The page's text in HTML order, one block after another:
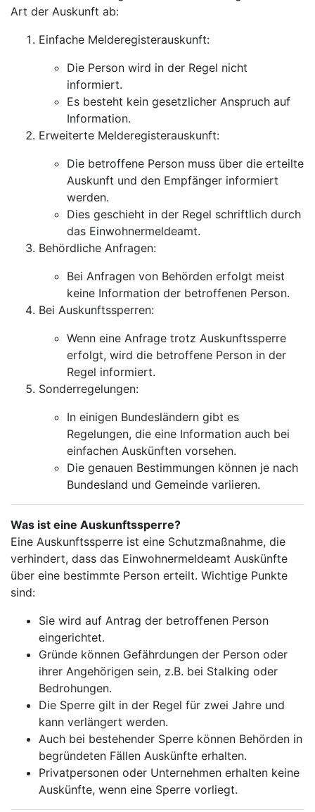
Art der Auskunft ab:
Einfache Melderegisterauskunft:
Die Person wird in der Regel nicht
informiert.
Es besteht kein gesetzlicher Anspruch auf
Information.
Erweiterte Melderegisterauskunft:
Die betroffene Person muss über die erteilte
Auskunft und den Empfänger informiert
werden.
Dies geschieht in der Regel schriftlich durch
das Einwohnermeldeamt.
Behördliche Anfragen:
Bei Anfragen von Behörden erfolgt meist
keine Information der betroffenen Person.
Bei Auskunftssperren:
Wenn eine Anfrage trotz Auskunftssperre
erfolgt, wird die betroffene Person in der
Regel informiert.
Sonderregelungen:
In einigen Bundesländern gibt es
Regelungen, die eine Information auch bei
einfachen Auskünften vorsehen.
Die genauen Bestimmungen können je nach
Bundesland und Gemeinde variieren.
Was ist eine Auskunftssperre?
Eine Auskunftssperre ist eine Schutzmaßnahme, die
verhindert, dass das Einwohnermeldeamt Auskünfte
über eine bestimmte Person erteilt. Wichtige Punkte
sind:
Sie wird auf Antrag der betroffenen Person
eingerichtet.
Gründe können Gefährdungen der Person oder
ihrer Angehörigen sein, z.B. bei Stalking oder
Bedrohungen.
Die Sperre gilt in der Regel für zwei Jahre und
kann verlängert werden.
Auch bei bestehender Sperre können Behörden in
begründeten Fällen Auskünfte erhalten.
Privatpersonen oder Unternehmen erhalten keine
Auskünfte, wenn eine Sperre vorliegt.